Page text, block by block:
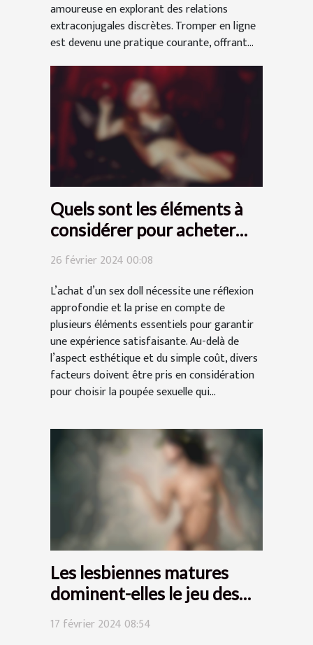
amoureuse en explorant des relations
extraconjugales discrètes. Tromper en ligne
est devenu une pratique courante, offrant...
Quels sont les éléments à
considérer pour acheter
votre sex doll ?
26 février 2024 00:08
L’achat d’un sex doll nécessite une réflexion
approfondie et la prise en compte de
plusieurs éléments essentiels pour garantir
une expérience satisfaisante. Au-delà de
l’aspect esthétique et du simple coût, divers
facteurs doivent être pris en considération
pour choisir la poupée sexuelle qui...
Les lesbiennes matures
dominent-elles le jeu des
rencontres en ligne pour les
17 février 2024 08:54